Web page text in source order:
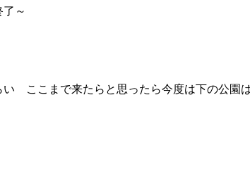
～
い ここまで来たらと思ったら今度は下の公